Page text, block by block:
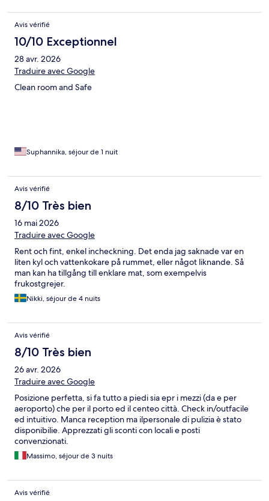
Avis vérifié
10/10 Exceptionnel
28 avr. 2026
Traduire avec Google
Clean room and Safe
Suphannika, séjour de 1 nuit
Avis vérifié
8/10 Très bien
16 mai 2026
Traduire avec Google
Rent och fint, enkel incheckning. Det enda jag saknade var en
liten kyl och vattenkokare på rummet, eller något liknande. Så
man kan ha tillgång till enklare mat, som exempelvis
frukostgrejer.
Nikki, séjour de 4 nuits
Avis vérifié
8/10 Très bien
26 avr. 2026
Traduire avec Google
Posizione perfetta, si fa tutto a piedi sia epr i mezzi (da e per
aeroporto) che per il porto ed il centeo città. Check in/outfacile
ed intuitivo. Manca reception ma ilpersonale di pulizia è stato
disponibilie. Apprezzati gli sconti con locali e posti
convenzionati.
Massimo, séjour de 3 nuits
Avis vérifié